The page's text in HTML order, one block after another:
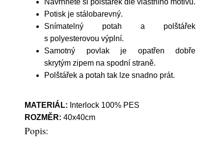
Navrhněte si polštářek dle vlastního motivu.
Potisk je stálobarevný.
Snímatelný potah a polštářek
s polyesterovou výplní.
Samotný povlak je opatřen dobře
skrytým zipem na spodní straně.
Polštářek a potah tak lze snadno prát.
MATERIÁL: Interlock 100% PES
ROZMĚR: 40x40cm
Popis: